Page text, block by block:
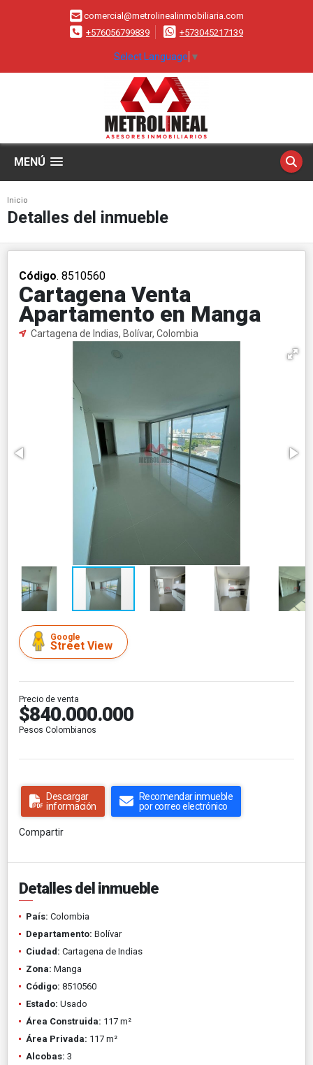
comercial@metrolinealinmobiliaria.com
+576056799839
+573045217139
Select Language ▼
MENÚ
Inicio
Detalles del inmueble
Código. 8510560
Cartagena Venta
Apartamento en Manga
Cartagena de Indias, Bolívar, Colombia
Google
Street View
Precio de venta
$840.000.000
Pesos Colombianos
Descargar
información
Recomendar inmueble
por correo electrónico
Compartir
Detalles del inmueble
País: Colombia
Departamento: Bolívar
Ciudad: Cartagena de Indias
Zona: Manga
Código: 8510560
Estado: Usado
Área Construida: 117 m²
Área Privada: 117 m²
Alcobas: 3